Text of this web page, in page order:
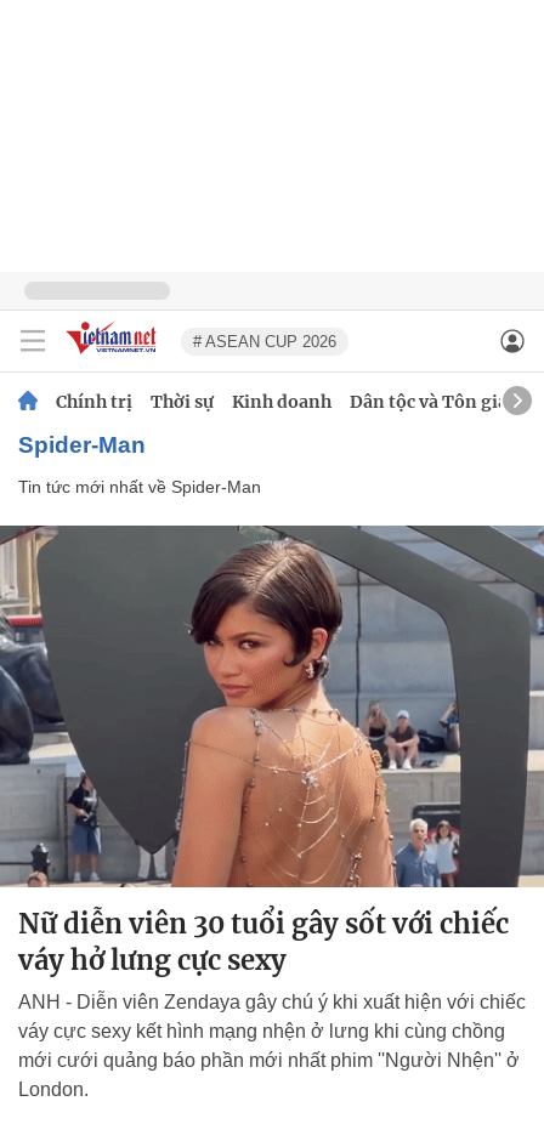
# ASEAN CUP 2026
Chính trị Thời sự Kinh doanh Dân tộc và Tôn giáo
Spider-Man
Tin tức mới nhất về Spider-Man
Nữ diễn viên 30 tuổi gây sốt với chiếc
váy hở lưng cực sexy
ANH - Diễn viên Zendaya gây chú ý khi xuất hiện với chiếc
váy cực sexy kết hình mạng nhện ở lưng khi cùng chồng
mới cưới quảng báo phần mới nhất phim ''Người Nhện'' ở
London.